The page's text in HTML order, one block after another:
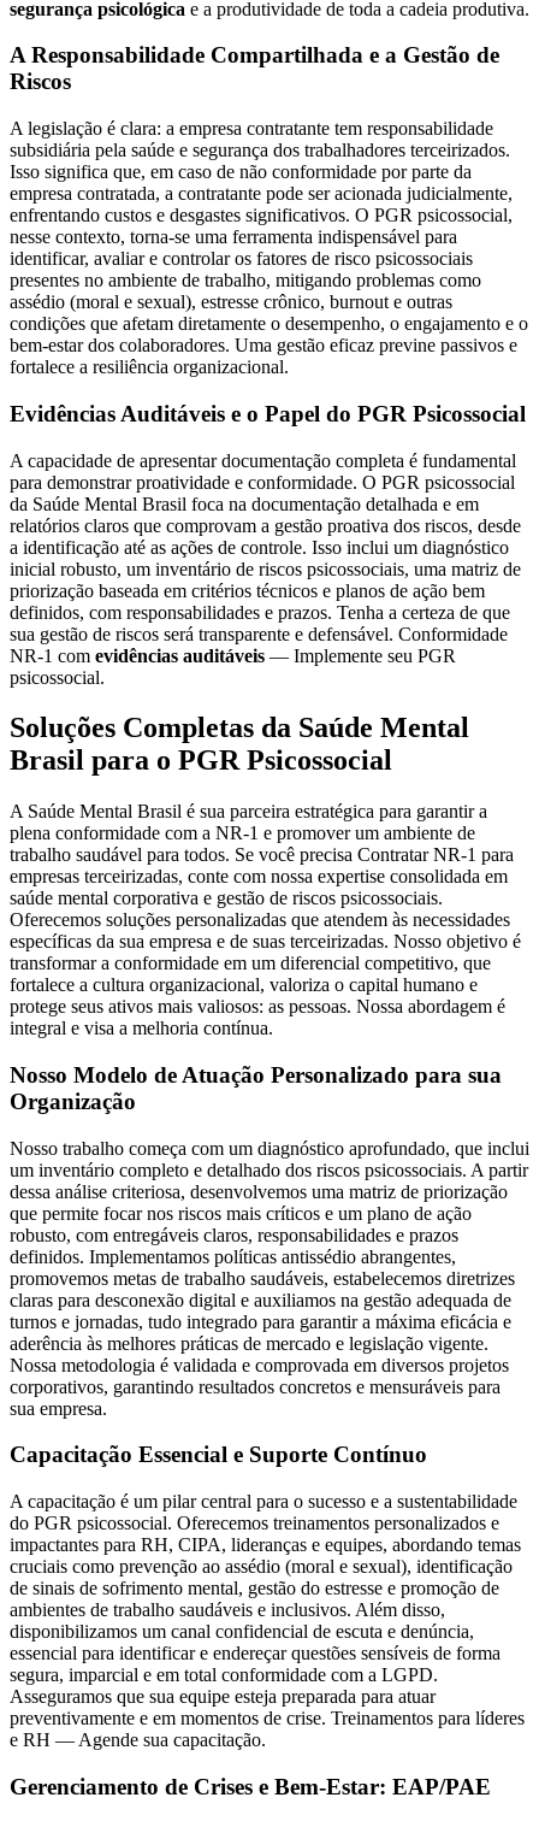
segurança psicológica e a produtividade de toda a cadeia produtiva.
A Responsabilidade Compartilhada e a Gestão de
Riscos
A legislação é clara: a empresa contratante tem responsabilidade
subsidiária pela saúde e segurança dos trabalhadores terceirizados.
Isso significa que, em caso de não conformidade por parte da
empresa contratada, a contratante pode ser acionada judicialmente,
enfrentando custos e desgastes significativos. O PGR psicossocial,
nesse contexto, torna-se uma ferramenta indispensável para
identificar, avaliar e controlar os fatores de risco psicossociais
presentes no ambiente de trabalho, mitigando problemas como
assédio (moral e sexual), estresse crônico, burnout e outras
condições que afetam diretamente o desempenho, o engajamento e o
bem-estar dos colaboradores. Uma gestão eficaz previne passivos e
fortalece a resiliência organizacional.
Evidências Auditáveis e o Papel do PGR Psicossocial
A capacidade de apresentar documentação completa é fundamental
para demonstrar proatividade e conformidade. O PGR psicossocial
da Saúde Mental Brasil foca na documentação detalhada e em
relatórios claros que comprovam a gestão proativa dos riscos, desde
a identificação até as ações de controle. Isso inclui um diagnóstico
inicial robusto, um inventário de riscos psicossociais, uma matriz de
priorização baseada em critérios técnicos e planos de ação bem
definidos, com responsabilidades e prazos. Tenha a certeza de que
sua gestão de riscos será transparente e defensável. Conformidade
NR-1 com evidências auditáveis — Implemente seu PGR
psicossocial.
Soluções Completas da Saúde Mental
Brasil para o PGR Psicossocial
A Saúde Mental Brasil é sua parceira estratégica para garantir a
plena conformidade com a NR-1 e promover um ambiente de
trabalho saudável para todos. Se você precisa Contratar NR-1 para
empresas terceirizadas, conte com nossa expertise consolidada em
saúde mental corporativa e gestão de riscos psicossociais.
Oferecemos soluções personalizadas que atendem às necessidades
específicas da sua empresa e de suas terceirizadas. Nosso objetivo é
transformar a conformidade em um diferencial competitivo, que
fortalece a cultura organizacional, valoriza o capital humano e
protege seus ativos mais valiosos: as pessoas. Nossa abordagem é
integral e visa a melhoria contínua.
Nosso Modelo de Atuação Personalizado para sua
Organização
Nosso trabalho começa com um diagnóstico aprofundado, que inclui
um inventário completo e detalhado dos riscos psicossociais. A partir
dessa análise criteriosa, desenvolvemos uma matriz de priorização
que permite focar nos riscos mais críticos e um plano de ação
robusto, com entregáveis claros, responsabilidades e prazos
definidos. Implementamos políticas antissédio abrangentes,
promovemos metas de trabalho saudáveis, estabelecemos diretrizes
claras para desconexão digital e auxiliamos na gestão adequada de
turnos e jornadas, tudo integrado para garantir a máxima eficácia e
aderência às melhores práticas de mercado e legislação vigente.
Nossa metodologia é validada e comprovada em diversos projetos
corporativos, garantindo resultados concretos e mensuráveis para
sua empresa.
Capacitação Essencial e Suporte Contínuo
A capacitação é um pilar central para o sucesso e a sustentabilidade
do PGR psicossocial. Oferecemos treinamentos personalizados e
impactantes para RH, CIPA, lideranças e equipes, abordando temas
cruciais como prevenção ao assédio (moral e sexual), identificação
de sinais de sofrimento mental, gestão do estresse e promoção de
ambientes de trabalho saudáveis e inclusivos. Além disso,
disponibilizamos um canal confidencial de escuta e denúncia,
essencial para identificar e endereçar questões sensíveis de forma
segura, imparcial e em total conformidade com a LGPD.
Asseguramos que sua equipe esteja preparada para atuar
preventivamente e em momentos de crise. Treinamentos para líderes
e RH — Agende sua capacitação.
Gerenciamento de Crises e Bem-Estar: EAP/PAE